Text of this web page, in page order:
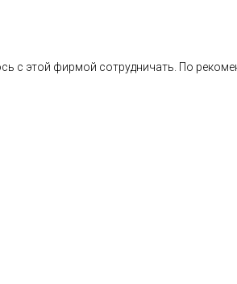
с этой фирмой сотрудничать. По